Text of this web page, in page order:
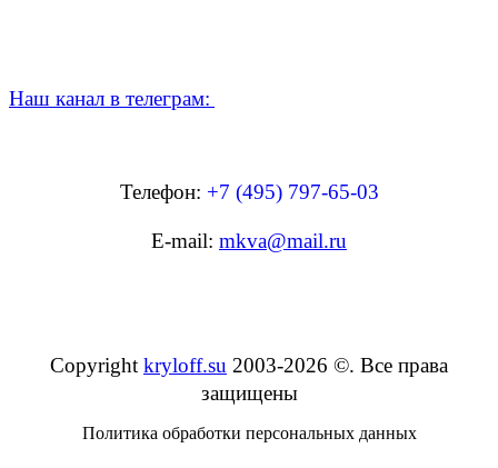
Наш канал в телеграм:
Телефон: +7 (495) 797-65-03
E-mail: mkva@mail.ru
Copyright kryloff.su 2003-2026 ©. Все права
защищены
Политика обработки персональных данных